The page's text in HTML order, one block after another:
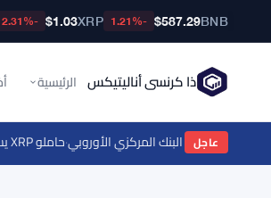
BNB
$587.29
-1.21%
XRP
$1.03
-2.31%
ذا كرنسي أناليتيكس الرئيسية
عاجل
دون إبلاغ البنك المركزي الأوروبي·حاملو XRP يستفيدون من خزينة مورفو بقيمة 280 مليون دولار عبر FXRP لاقتراض RLUSD